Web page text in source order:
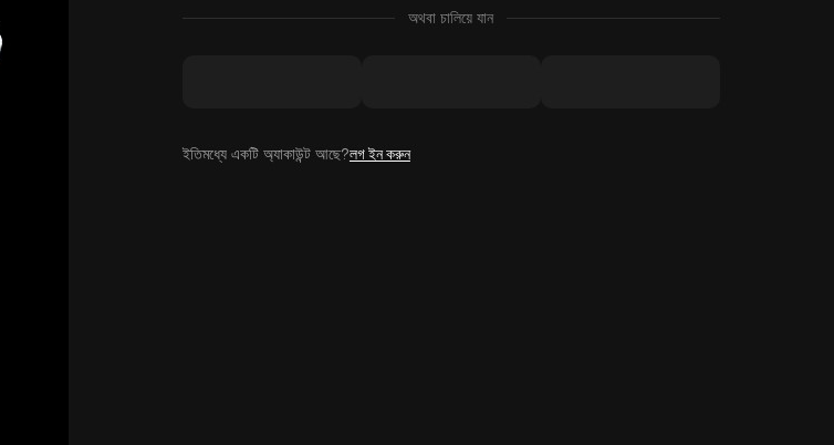
অথবা চালিয়ে যান
ইতিমধ্যে একটি অ্যাকাউন্ট আছে?লগ ইন করুন